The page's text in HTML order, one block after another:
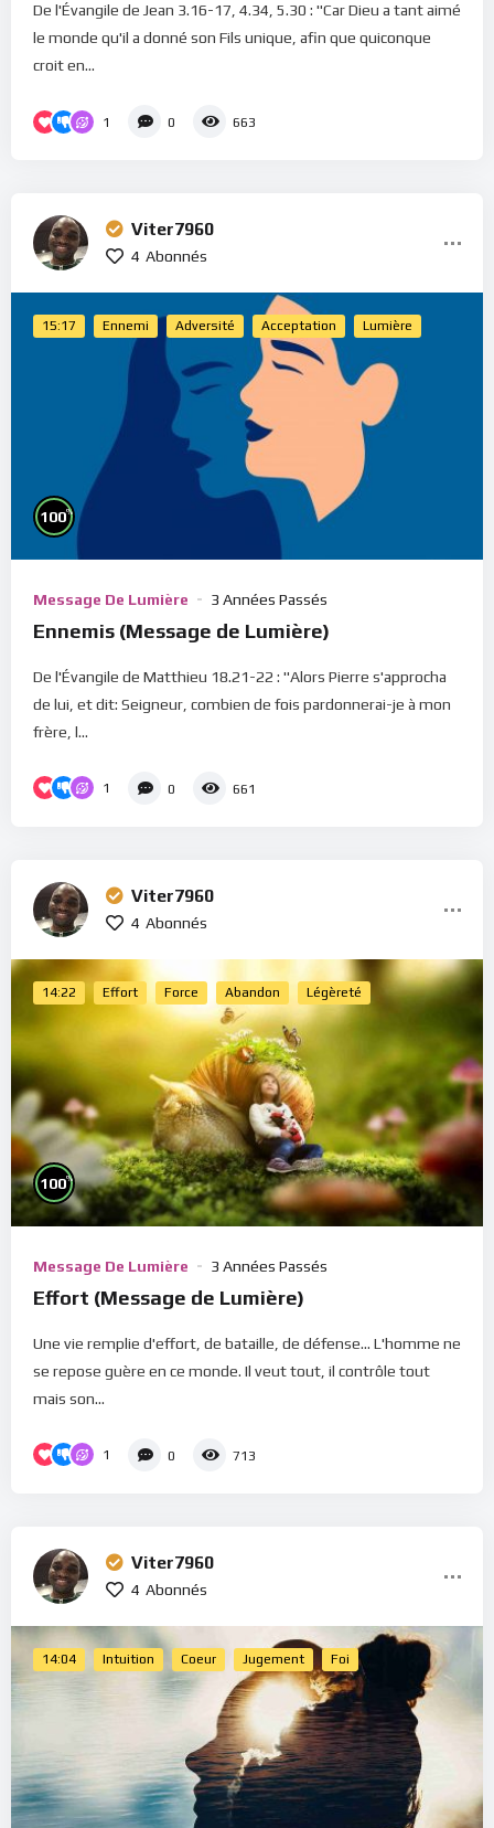
De l'Évangile de Jean 3.16-17, 4.34, 5.30 : "Car Dieu a tant aimé
le monde qu'il a donné son Fils unique, afin que quiconque
croit en...
1 0 663
Viter7960
4 Abonnés
15:17 Ennemi Adversité Acceptation Lumière
100%
Message De Lumière 3 Années Passés
Ennemis (Message de Lumière)
De l'Évangile de Matthieu 18.21-22 : "Alors Pierre s'approcha
de lui, et dit: Seigneur, combien de fois pardonnerai-je à mon
frère, l...
1 0 661
Viter7960
4 Abonnés
14:22 Effort Force Abandon Légèreté
100%
Message De Lumière 3 Années Passés
Effort (Message de Lumière)
Une vie remplie d'effort, de bataille, de défense... L'homme ne
se repose guère en ce monde. Il veut tout, il contrôle tout
mais son...
1 0 713
Viter7960
4 Abonnés
14:04 Intuition Coeur Jugement Foi